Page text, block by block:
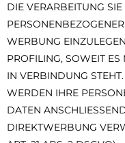
DIE VERARBEITUNG
WERBUNG
PROFILING, SOWEIT
IN VERBINDUNG
WERDEN IHRE
DATEN
DIREKTWERBUNG